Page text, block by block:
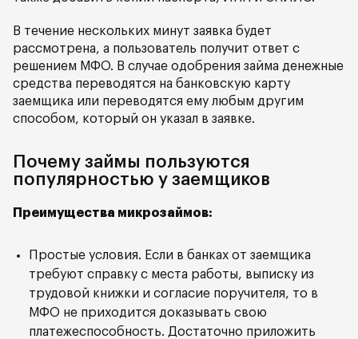
В течение нескольких минут заявка будет
рассмотрена, а пользователь получит ответ с
решением МФО. В случае одобрения займа денежные
средства переводятся на банковскую карту
заемщика или переводятся ему любым другим
способом, который он указал в заявке.
Почему займы пользуются
популярностью у заемщиков
Преимущества микрозаймов:
Простые условия. Если в банках от заемщика
требуют справку с места работы, выписку из
трудовой книжки и согласие поручителя, то в
МФО не приходится доказывать свою
платежеспособность. Достаточно приложить